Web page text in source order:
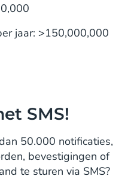
jaar: >150,000,000
SMS!
50.000 notificaties,
bevestigingen of
te sturen via SMS?